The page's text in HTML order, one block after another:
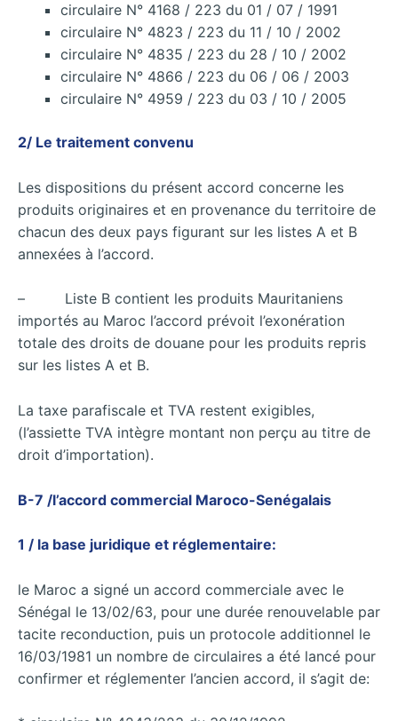
circulaire N° 4168 / 223 du 01 / 07 / 1991
circulaire N° 4823 / 223 du 11 / 10 / 2002
circulaire N° 4835 / 223 du 28 / 10 / 2002
circulaire N° 4866 / 223 du 06 / 06 / 2003
circulaire N° 4959 / 223 du 03 / 10 / 2005
2/ Le traitement convenu
Les dispositions du présent accord concerne les
produits originaires et en provenance du territoire de
chacun des deux pays figurant sur les listes A et B
annexées à l’accord.
– Liste B contient les produits Mauritaniens
importés au Maroc l’accord prévoit l’exonération
totale des droits de douane pour les produits repris
sur les listes A et B.
La taxe parafiscale et TVA restent exigibles,
(l’assiette TVA intègre montant non perçu au titre de
droit d’importation).
B-7 /l’accord commercial Maroco-Senégalais
1 / la base juridique et réglementaire:
le Maroc a signé un accord commerciale avec le
Sénégal le 13/02/63, pour une durée renouvelable par
tacite reconduction, puis un protocole additionnel le
16/03/1981 un nombre de circulaires a été lancé pour
confirmer et réglementer l’ancien accord, il s’agit de: